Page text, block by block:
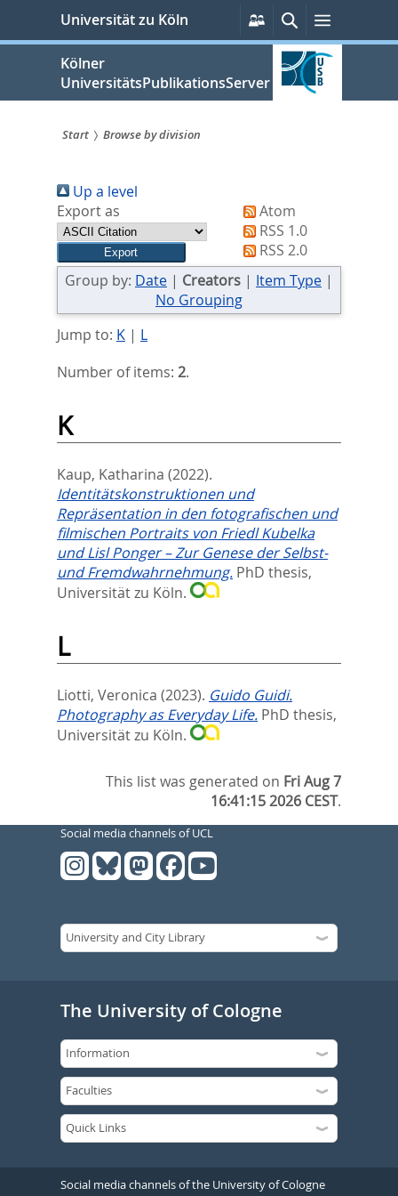
springen
Universität zu Köln
Persönliche
Services
SucheMenü
Kölner
UniversitätsPublikationsServer
sind
hier:
Start Browse by division
Up a level
Export as
Atom
RSS 1.0
RSS 2.0
Group by: Date | Creators | Item Type |
No Grouping
Jump to: K| L
Number of items: 2.
K
Kaup, Katharina (2022).
Identitätskonstruktionen und
Repräsentation in den fotografischen und
filmischen Portraits von Friedl Kubelka
und Lisl Ponger – Zur Genese der Selbst-
und Fremdwahrnehmung. PhD thesis,
Universität zu Köln.
L
Liotti, Veronica (2023). Guido Guidi.
Photography as Everyday Life. PhD thesis,
Universität zu Köln.
This list was generated on Fri Aug 7
16:41:15 2026 CEST.
Social media channels of UCL
The University of Cologne
Social media channels of the University of Cologne